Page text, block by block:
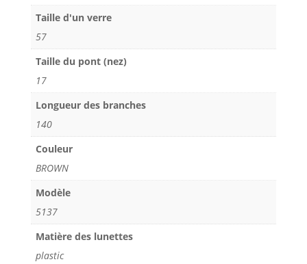
Taille d'un verre
57
Taille du pont (nez)
17
Longueur des branches
140
Couleur
BROWN
Modèle
5137
Matière des lunettes
plastic